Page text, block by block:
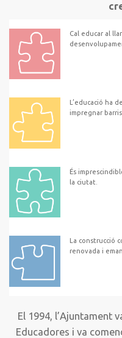
Cal educar al
L’educació ha
impregnar
És
la ciutat.
La construcció
renovada i
El 1994, l’Ajuntament
Educadores i va